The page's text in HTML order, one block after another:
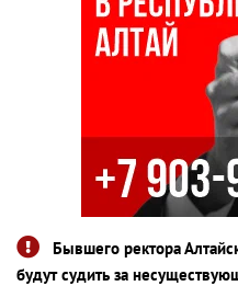
Бывшего ректора
будут судить за